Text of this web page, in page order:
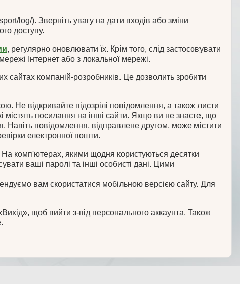
log/). Зверніть увагу на дати входів або зміни
доступу.
, регулярно оновлювати їх. Крім того, слід застосовувати
Інтернет або з локальної мережі.
сайтах компаній-розробників. Це дозволить зробити
Не відкривайте підозрілі повідомлення, а також листи
містять посилання на інші сайти. Якщо ви не знаєте, що
Навіть повідомлення, відправлене другом, може містити
електронної пошти.
комп'ютерах, якими щодня користуються десятки
ваші паролі та інші особисті дані. Цими
вам скористатися мобільною версією сайту. Для
щоб вийти з-під персонального аккаунта. Також